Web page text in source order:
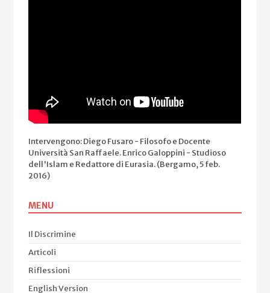
Intervengono: Diego Fusaro - Filosofo e Docente
Università San Raffaele. Enrico Galoppini - Studioso
dell'Islam e Redattore di Eurasia. (Bergamo, 5 feb.
2016)
MENU
Il Discrimine
Articoli
Riflessioni
English Version